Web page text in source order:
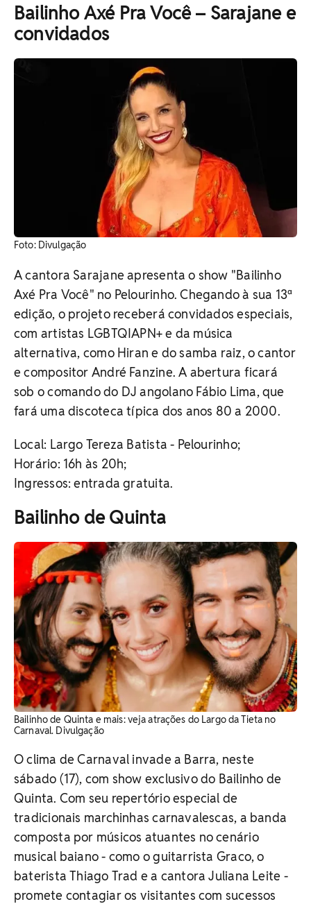
Bailinho Axé Pra Você – Sarajane e
convidados
Foto: Divulgação
A cantora Sarajane apresenta o show "Bailinho
Axé Pra Você" no Pelourinho. Chegando à sua 13ª
edição, o projeto receberá convidados especiais,
com artistas LGBTQIAPN+ e da música
alternativa, como Hiran e do samba raiz, o cantor
e compositor André Fanzine. A abertura ficará
sob o comando do DJ angolano Fábio Lima, que
fará uma discoteca típica dos anos 80 a 2000.
Local: Largo Tereza Batista - Pelourinho;
Horário: 16h às 20h;
Ingressos: entrada gratuita.
Bailinho de Quinta
Bailinho de Quinta e mais: veja atrações do Largo da Tieta no
Carnaval. Divulgação
O clima de Carnaval invade a Barra, neste
sábado (17), com show exclusivo do Bailinho de
Quinta. Com seu repertório especial de
tradicionais marchinhas carnavalescas, a banda
composta por músicos atuantes no cenário
musical baiano - como o guitarrista Graco, o
baterista Thiago Trad e a cantora Juliana Leite -
promete contagiar os visitantes com sucessos